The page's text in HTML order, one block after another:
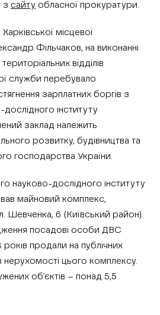
з сайту обласної прокуратури.
місцевої
Фільчаков, на виконанні
відділів
служби перебувало
зарплатних боргів з
інституту
заклад належить
розвитку, будівництва та
господарства України.
науково-дослідного інституту
майновий комплекс,
Шевченка, 6 (Київський район).
посадові особи ДВС
продали на публічних
нерухомості цього комплексу.
об’єктів – понад 5,5